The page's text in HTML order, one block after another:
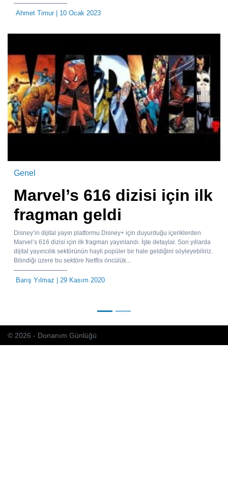
Ahmet Timur| 10 Ocak 2023
Genel
Marvel’s 616 dizisi için ilk
fragman geldi
Disney’in dijital yayın platformu Disney+ için duyurduğu içeriklerden
Marvel’s 616 dizisi için ilk fragman yayınlandı. İşte detaylar. Son yıllarda
dijital yayıncılık sektörünün hayli popüler bir hale geldiğini söyleyebiliriz.
Bilindiği üzere bu sektöre Netflix öncülük...
Barış Yılmaz | 29 Kasım 2020
© 2026 - Donanım Günlüğü